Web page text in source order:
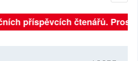
příspěvcích čtenářů.